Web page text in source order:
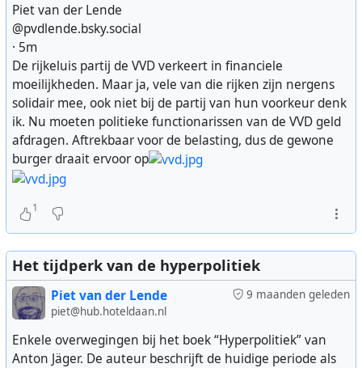
‪Piet van der Lende‬
‪@pvdlende.bsky.social‬
· 5m
De rijkeluis partij de VVD verkeert in financiele
moeilijkheden. Maar ja, vele van die rijken zijn nergens
solidair mee, ook niet bij de partij van hun voorkeur denk
ik. Nu moeten politieke functionarissen van de VVD geld
afdragen. Aftrekbaar voor de belasting, dus de gewone
burger draait ervoor op
1
Het tijdperk van de hyperpolitiek
9 maanden geleden
Piet van der Lende
piet@hub.hoteldaan.nl
Enkele overwegingen bij het boek “Hyperpolitiek” van
Anton Jäger. De auteur beschrijft de huidige periode als